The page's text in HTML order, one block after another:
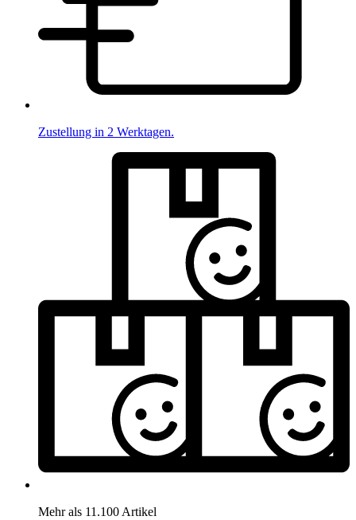
Zustellung in 2 Werktagen.
Mehr als 11.100 Artikel